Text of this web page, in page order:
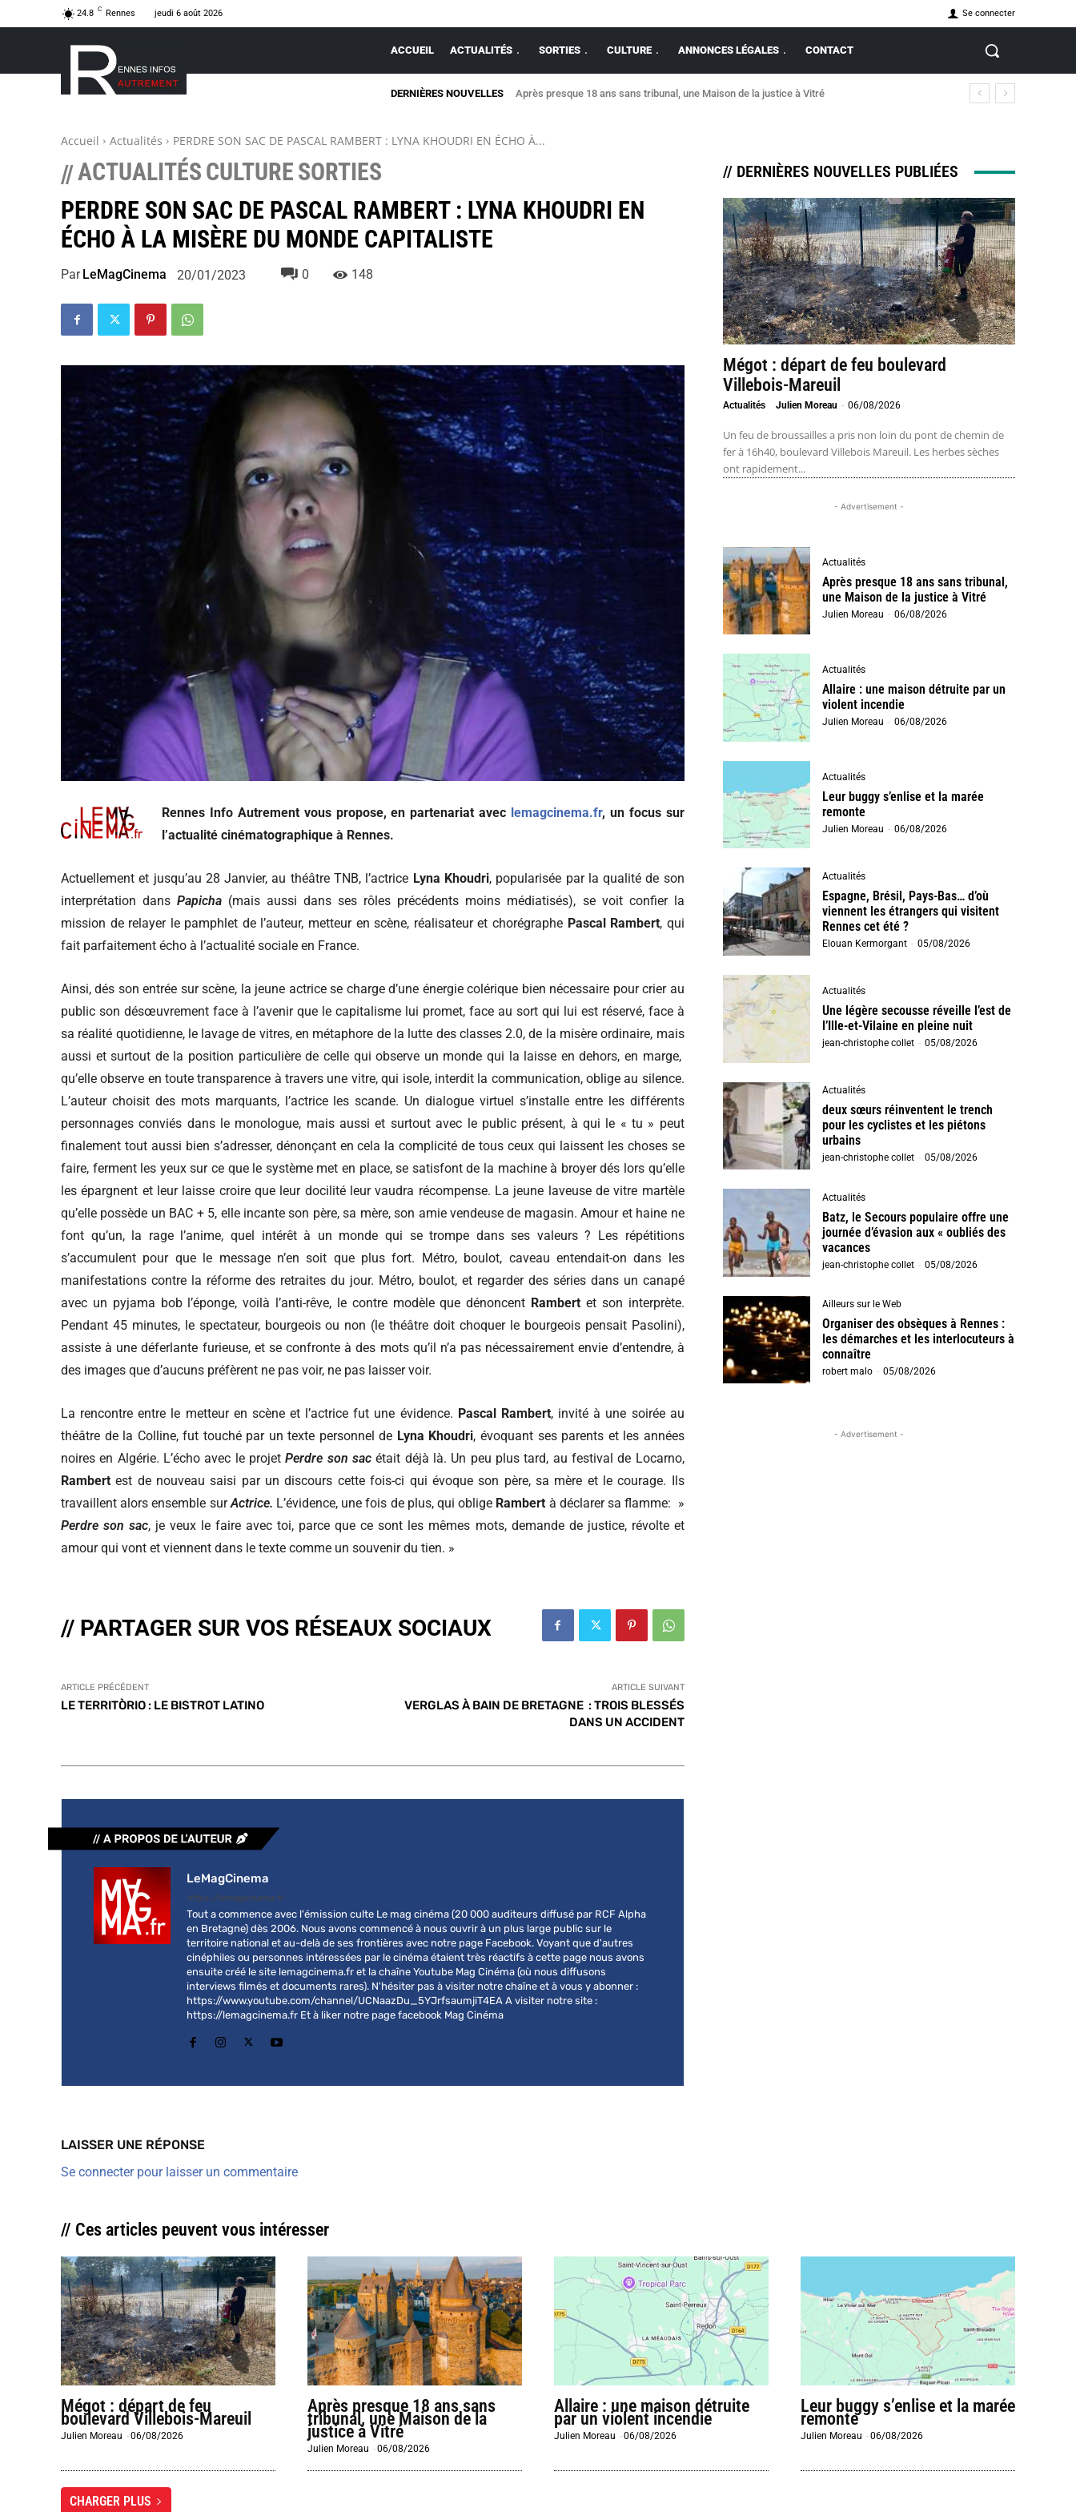
24.8 C Rennes jeudi 6 août 2026 Se connecter
ACCUEIL ACTUALITÉS SORTIES CULTURE ANNONCES LÉGALES CONTACT
DERNIÈRES NOUVELLES Après presque 18 ans sans tribunal, une Maison de la justice à Vitré
Accueil Actualités PERDRE SON SAC DE PASCAL RAMBERT : LYNA KHOUDRI EN ÉCHO À...
//ACTUALITÉS CULTURE SORTIES
PERDRE SON SAC DE PASCAL RAMBERT : LYNA KHOUDRI EN
ÉCHO À LA MISÈRE DU MONDE CAPITALISTE
Par LeMagCinema 20/01/2023 0 148
Rennes Info Autrement vous propose, en partenariat avec lemagcinema.fr, un focus sur
l’actualité cinématographique à Rennes.
Actuellement et jusqu’au 28 Janvier, au théâtre TNB, l’actrice Lyna Khoudri, popularisée par la qualité de son
interprétation dansPapicha (mais aussi dans ses rôles précédents moins médiatisés), se voit confier la
mission de relayer le pamphlet de l’auteur, metteur en scène, réalisateur et chorégraphe Pascal Rambert, qui
fait parfaitement écho à l’actualité sociale en France.
Ainsi, dés son entrée sur scène, la jeune actrice se charge d’une énergie colérique bien nécessaire pour crier au
public son désœuvrement face à l’avenir que le capitalisme lui promet, face au sort qui lui est réservé, face à
sa réalité quotidienne, le lavage de vitres, en métaphore de la lutte des classes 2.0, de la misère ordinaire, mais
aussi et surtout de la position particulière de celle qui observe un monde qui la laisse en dehors, en marge,
qu’elle observe en toute transparence à travers une vitre, qui isole, interdit la communication, oblige au silence.
L’auteur choisit des mots marquants, l’actrice les scande. Un dialogue virtuel s’installe entre les différents
personnages conviés dans le monologue, mais aussi et surtout avec le public présent, à qui le « tu » peut
finalement tout aussi bien s’adresser, dénonçant en cela la complicité de tous ceux qui laissent les choses se
faire, ferment les yeux sur ce que le système met en place, se satisfont de la machine à broyer dés lors qu’elle
les épargnent et leur laisse croire que leur docilité leur vaudra récompense. La jeune laveuse de vitre martèle
qu’elle possède un BAC + 5, elle incante son père, sa mère, son amie vendeuse de magasin. Amour et haine ne
font qu’un, la rage l’anime, quel intérêt à un monde qui se trompe dans ses valeurs ? Les répétitions
s’accumulent pour que le message n’en soit que plus fort. Métro, boulot, caveau entendait-on dans les
manifestations contre la réforme des retraites du jour. Métro, boulot, et regarder des séries dans un canapé
avec un pyjama bob l’éponge, voilà l’anti-rêve, le contre modèle que dénoncent Rambert et son interprète.
Pendant 45 minutes, le spectateur, bourgeois ou non (le théâtre doit choquer le bourgeois pensait Pasolini),
assiste à une déferlante furieuse, et se confronte à des mots qu’il n’a pas nécessairement envie d’entendre, à
des images que d’aucuns préfèrent ne pas voir, ne pas laisser voir.
La rencontre entre le metteur en scène et l’actrice fut une évidence. Pascal Rambert, invité à une soirée au
théâtre de la Colline, fut touché par un texte personnel de Lyna Khoudri, évoquant ses parents et les années
noires en Algérie. L’écho avec le projetPerdre son sac était déjà là. Un peu plus tard, au festival de Locarno,
Rambert est de nouveau saisi par un discours cette fois-ci qui évoque son père, sa mère et le courage. Ils
travaillent alors ensemble surActrice. L’évidence, une fois de plus, qui oblige Rambert à déclarer sa flamme: »
Perdre son sac, je veux le faire avec toi, parce que ce sont les mêmes mots, demande de justice, révolte et
amour qui vont et viennent dans le texte comme un souvenir du tien. »
// PARTAGER SUR VOS RÉSEAUX SOCIAUX
ARTICLE PRÉCÉDENT
LE TERRITÒRIO : LE BISTROT LATINO
ARTICLE SUIVANT
VERGLAS À BAIN DE BRETAGNE : TROIS BLESSÉS
DANS UN ACCIDENT
LeMagCinema
https://lemagcinema.fr
Tout a commence avec l'émission culte Le mag cinéma (20 000 auditeurs diffusé par RCF Alpha
en Bretagne) dès 2006. Nous avons commencé à nous ouvrir à un plus large public sur le
territoire national et au-delà de ses frontières avec notre page Facebook. Voyant que d'autres
cinéphiles ou personnes intéressées par le cinéma étaient très réactifs à cette page nous avons
ensuite créé le site lemagcinema.fr et la chaîne Youtube Mag Cinéma (où nous diffusons
interviews filmés et documents rares). N'hésiter pas à visiter notre chaîne et à vous y abonner :
https://www.youtube.com/channel/UCNaazDu_5YJrfsaumjiT4EA A visiter notre site :
https://lemagcinema.fr Et à liker notre page facebook Mag Cinéma
LAISSER UNE RÉPONSE
Se connecter pour laisser un commentaire
// DERNIÈRES NOUVELLES PUBLIÉES
Mégot : départ de feu boulevard
Villebois-Mareuil
Actualités Julien Moreau - 06/08/2026
Un feu de broussailles a pris non loin du pont de chemin de
fer à 16h40, boulevard Villebois Mareuil. Les herbes sèches
ont rapidement...
- Advertisement -
Actualités
Après presque 18 ans sans tribunal,
une Maison de la justice à Vitré
Julien Moreau - 06/08/2026
Actualités
Allaire : une maison détruite par un
violent incendie
Julien Moreau - 06/08/2026
Actualités
Leur buggy s’enlise et la marée
remonte
Julien Moreau - 06/08/2026
Actualités
Espagne, Brésil, Pays-Bas… d’où
viennent les étrangers qui visitent
Rennes cet été ?
Elouan Kermorgant - 05/08/2026
Actualités
Une légère secousse réveille l’est de
l’Ille-et-Vilaine en pleine nuit
jean-christophe collet - 05/08/2026
Actualités
deux sœurs réinventent le trench
pour les cyclistes et les piétons
urbains
jean-christophe collet - 05/08/2026
Actualités
Batz, le Secours populaire offre une
journée d’évasion aux « oubliés des
vacances
jean-christophe collet - 05/08/2026
Ailleurs sur le Web
Organiser des obsèques à Rennes :
les démarches et les interlocuteurs à
connaître
robert malo - 05/08/2026
- Advertisement -
// Ces articles peuvent vous intéresser
Mégot : départ de feu
boulevard Villebois-Mareuil
Julien Moreau -06/08/2026
Après presque 18 ans sans
tribunal, une Maison de la
justice à Vitré
Julien Moreau -06/08/2026
Allaire : une maison détruite
par un violent incendie
Julien Moreau -06/08/2026
Leur buggy s’enlise et la marée
remonte
Julien Moreau -06/08/2026
CHARGER PLUS